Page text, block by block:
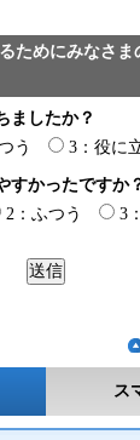
ためにみなさ
ましたか？
う 3：役に
すかったですか
2：ふつう 3
ス